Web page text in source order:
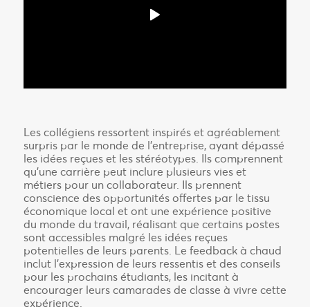
Les collégiens ressortent inspirés et agréablement
surpris par le monde de l’entreprise, ayant dépassé
les idées reçues et les stéréotypes. Ils comprennent
qu’une carrière peut inclure plusieurs vies et
métiers pour un collaborateur. Ils prennent
conscience des opportunités offertes par le tissu
économique local et ont une expérience positive
du monde du travail, réalisant que certains postes
sont accessibles malgré les idées reçues
potentielles de leurs parents. Le feedback à chaud
inclut l’expression de leurs ressentis et des conseils
pour les prochains étudiants, les incitant à
encourager leurs camarades de classe à vivre cette
expérience.